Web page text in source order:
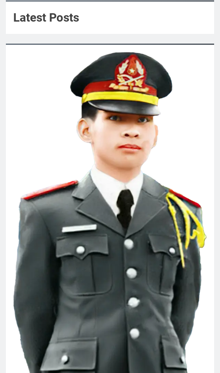
2 Years Ago
PHONG THƯ ĐỦ Ý (Lưu Hiểu Ba)
3 Years Ago
Ly rượu mừng
2 Years Ago
Lá thư cho người thầy cũ
2 Years Ago
CSVSQ Nguyễn Hoài Ân K22
2 Years Ago
HOA DÂM BỤT TRẮNG
3 Years Ago
Album 7
3 Years Ago
CSVSQ Nguyễn Văn Tranh K23
2 Years Ago
Thăm Bạn TẠ MẠNH HUY K19
2 Years Ago
MÃI MÃI (Forever)
Latest Posts